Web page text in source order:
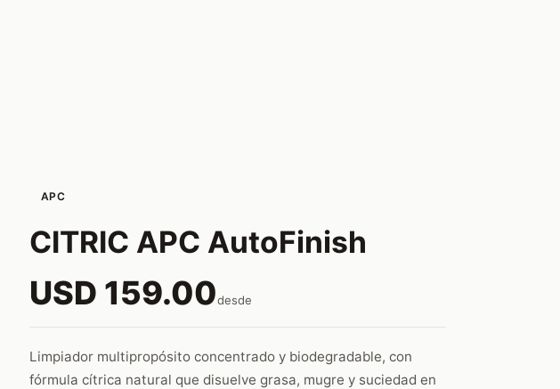
APC
CITRIC APC AutoFinish
USD 159.00desde
Limpiador multipropósito concentrado y biodegradable, con
fórmula cítrica natural que disuelve grasa, mugre y suciedad en